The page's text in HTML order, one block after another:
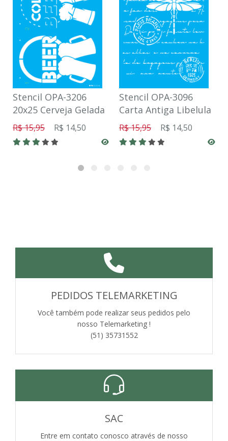
Stencil OPA-3206
20x25 Cerveja Gelada
R$ 15,95 R$ 14,50
Stencil OPA-3096
Carta Antiga Libelula
R$ 15,95 R$ 14,50
PEDIDOS TELEMARKETING
Você também pode realizar seus pedidos pelo
nosso Telemarketing !
(51) 35731552
SAC
Entre em contato conosco através de nosso